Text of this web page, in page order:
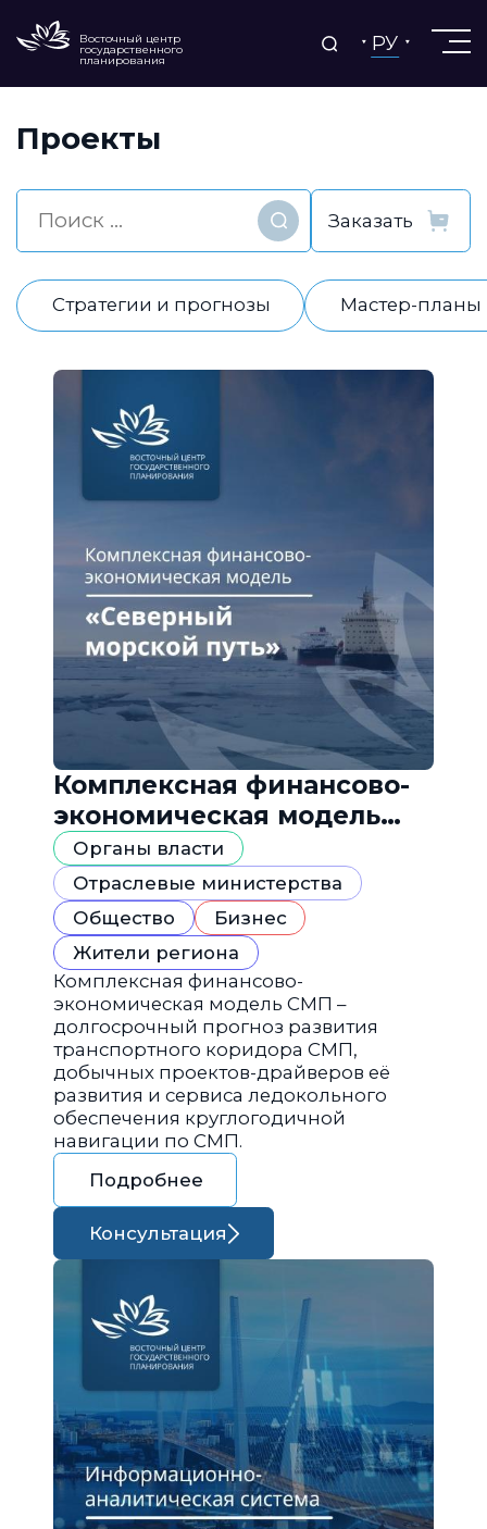
Восточный центр
государственного
планирования
РУ
Проекты
Найти
Стратегии и прогнозы Мастер-планы
Комплексная финансово-
экономическая модель
«Северный морской путь»
Органы власти
Отраслевые министерства
Общество
Бизнес
Жители региона
Комплексная финансово-
экономическая модель СМП –
долгосрочный прогноз развития
транспортного коридора СМП,
добычных проектов-драйверов её
развития и сервиса ледокольного
обеспечения круглогодичной
навигации по СМП.
Подробнее
Консультация